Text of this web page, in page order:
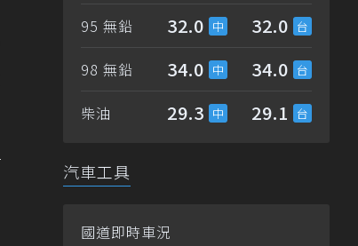
95 無鉛 32.0 32.0
98 無鉛 34.0 34.0
柴油 29.3 29.1
汽車工具
國道即時車況